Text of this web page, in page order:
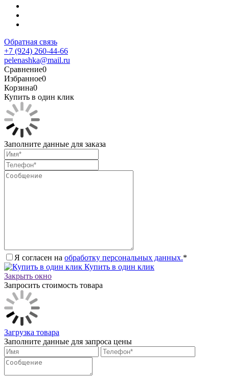
Обратная связь
+7 (924) 260-44-66
pelenashka@mail.ru
Сравнение0
Избранное0
Корзина0
Купить в один клик
Заполните данные для заказа
Я согласен на обработку персональных данных.*
Купить в один клик
Закрыть окно
Запросить стоимость товара
Загрузка товара
Заполните данные для запроса цены